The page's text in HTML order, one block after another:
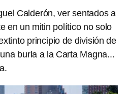
Calderón, ver sentados a
en un mitin político no solo
principio de división de
burla a la Carta Magna...